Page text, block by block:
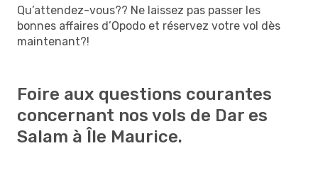
Qu’attendez-vous?? Ne laissez pas passer les
bonnes affaires d’Opodo et réservez votre vol dès
maintenant?!
Foire aux questions courantes
concernant nos vols de Dar es
Salam à Île Maurice.